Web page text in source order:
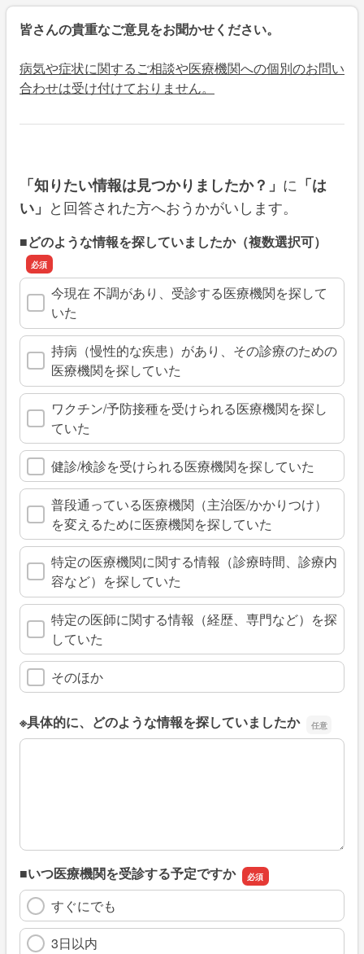
皆さんの貴重なご意見をお聞かせください。
病気や症状に関するご相談や医療機関への個別のお問い
合わせは受け付けておりません。
「知りたい情報は見つかりましたか？」 に 「は
い」 と回答された方へおうかがいします。
■どのような情報を探していましたか（複数選択可）
今現在 不調があり、受診する医療機関を探して
いた
持病（慢性的な疾患）があり、その診療のための
医療機関を探していた
ワクチン/予防接種を受けられる医療機関を探し
ていた
健診/検診を受けられる医療機関を探していた
普段通っている医療機関（主治医/かかりつけ）
を変えるために医療機関を探していた
特定の医療機関に関する情報（診療時間、診療内
容など）を探していた
特定の医師に関する情報（経歴、専門など）を探
していた
そのほか
※具体的に、どのような情報を探していましたか
※具体的に、どのような情報を探していましたか
■いつ医療機関を受診する予定ですか
すぐにでも
3日以内